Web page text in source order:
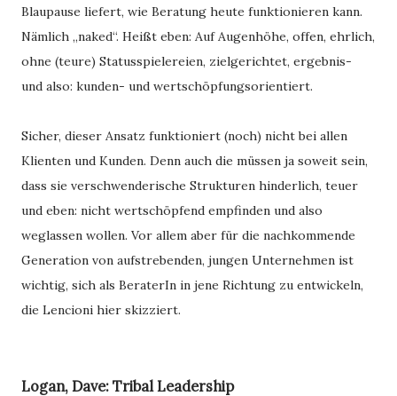
Blaupause liefert, wie Beratung heute funktionieren kann.
Nämlich „naked“. Heißt eben: Auf Augenhöhe, offen, ehrlich,
ohne (teure) Statusspielereien, zielgerichtet, ergebnis-
und also: kunden- und wertschöpfungsorientiert.
Sicher, dieser Ansatz funktioniert (noch) nicht bei allen
Klienten und Kunden. Denn auch die müssen ja soweit sein,
dass sie verschwenderische Strukturen hinderlich, teuer
und eben: nicht wertschöpfend empfinden und also
weglassen wollen. Vor allem aber für die nachkommende
Generation von aufstrebenden, jungen Unternehmen ist
wichtig, sich als BeraterIn in jene Richtung zu entwickeln,
die Lencioni hier skizziert.
Logan, Dave: Tribal Leadership